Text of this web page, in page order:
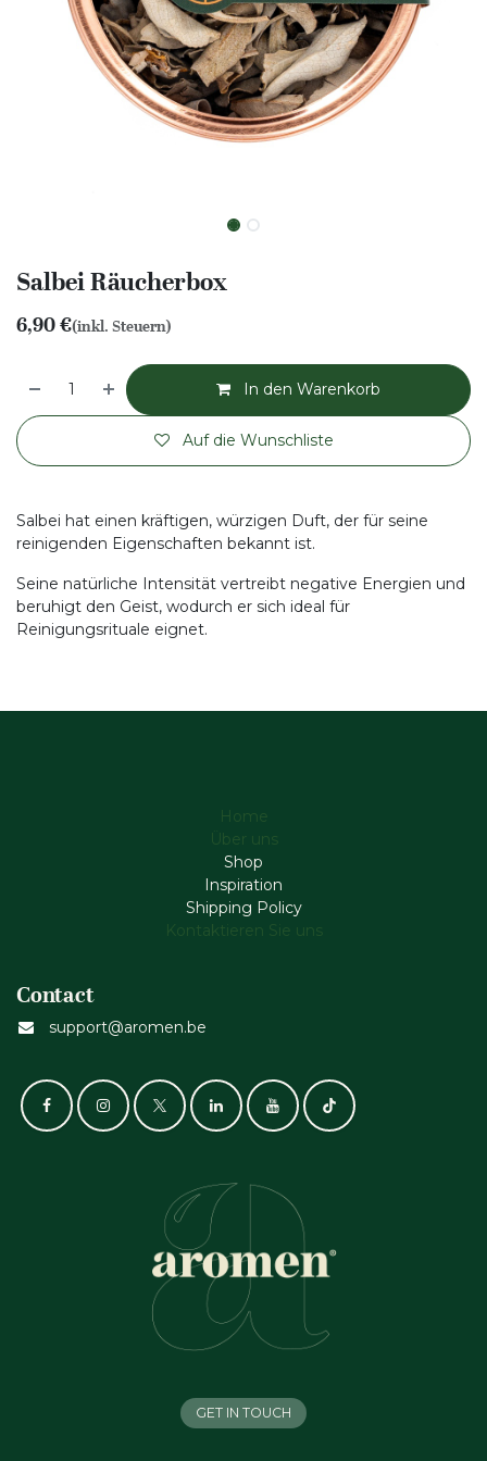
Salbei Räucherbox
6,90€(inkl. Steuern)
In den Warenkorb
Auf die Wunschliste
Salbei hat einen kräftigen, würzigen Duft, der für seine
reinigenden Eigenschaften bekannt ist.
Seine natürliche Intensität vertreibt negative Energien und
beruhigt den Geist, wodurch er sich ideal für
Reinigungsrituale eignet.
Home
Über uns
Shop
Inspiration
Shipping Policy
Kontaktieren Sie uns
Contact
support@aromen.be
GET IN TOUCH